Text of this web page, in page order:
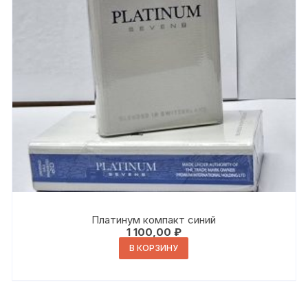
Платинум компакт синий
1 100,00 ₽
В КОРЗИНУ